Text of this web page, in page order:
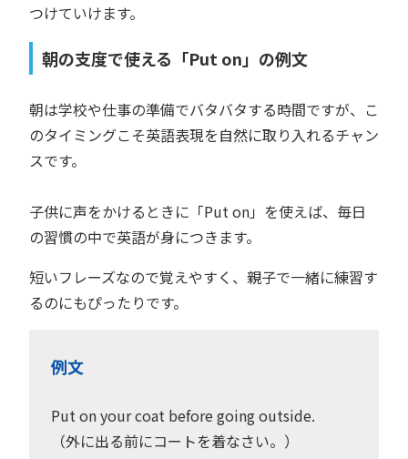
つけていけます。
朝の支度で使える「Put on」の例文
朝は学校や仕事の準備でバタバタする時間ですが、こ
のタイミングこそ英語表現を自然に取り入れるチャン
スです。
子供に声をかけるときに「Put on」を使えば、毎日
の習慣の中で英語が身につきます。
短いフレーズなので覚えやすく、親子で一緒に練習す
るのにもぴったりです。
例文
Put on your coat before going outside.
（外に出る前にコートを着なさい。）